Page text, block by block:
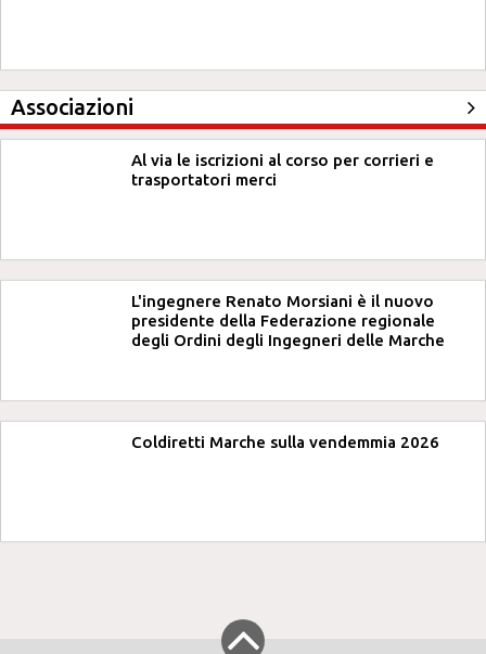
Associazioni
Al via le iscrizioni al corso per corrieri e
trasportatori merci
L'ingegnere Renato Morsiani è il nuovo
presidente della Federazione regionale
degli Ordini degli Ingegneri delle Marche
Coldiretti Marche sulla vendemmia 2026